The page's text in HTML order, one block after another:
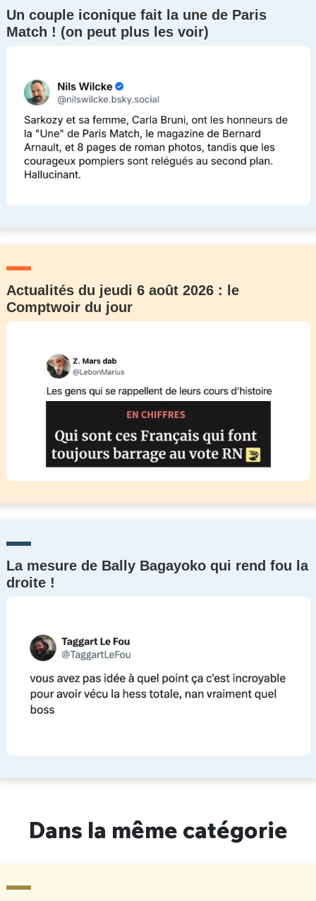
Un couple iconique fait la une de Paris
Match ! (on peut plus les voir)
Actualités du jeudi 6 août 2026 : le
Comptwoir du jour
La mesure de Bally Bagayoko qui rend fou la
droite !
Dans la même catégorie